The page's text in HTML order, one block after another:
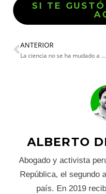
SI TE
ANTERIOR
La ciencia no se ha mudado a Marte
ALBERTO
Abogado y activista
República, el segundo
país. En 2019